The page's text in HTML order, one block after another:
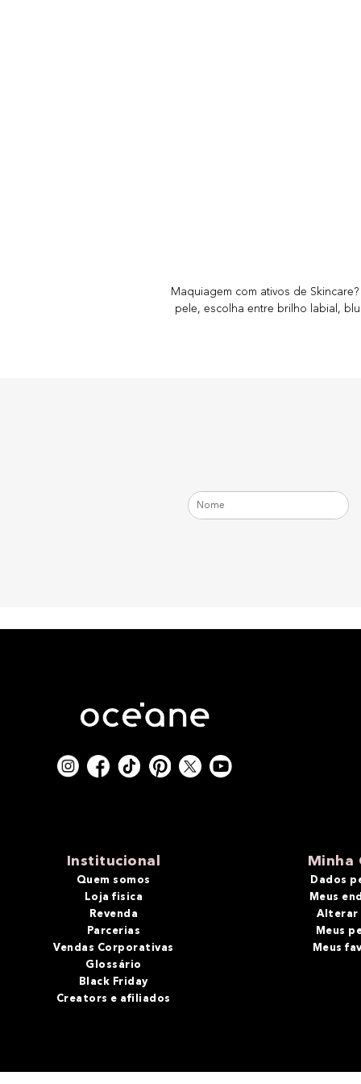
Maquiagem com ativos de
pele, escolha entre brilho labial,
Institucional
Quem somos
Loja fisica
Revenda
Parcerias
Vendas Corporativas
Glossário
Black Friday
Creators e afiliados
Minha
Dados
Meus
Alterar
Meus
Meus